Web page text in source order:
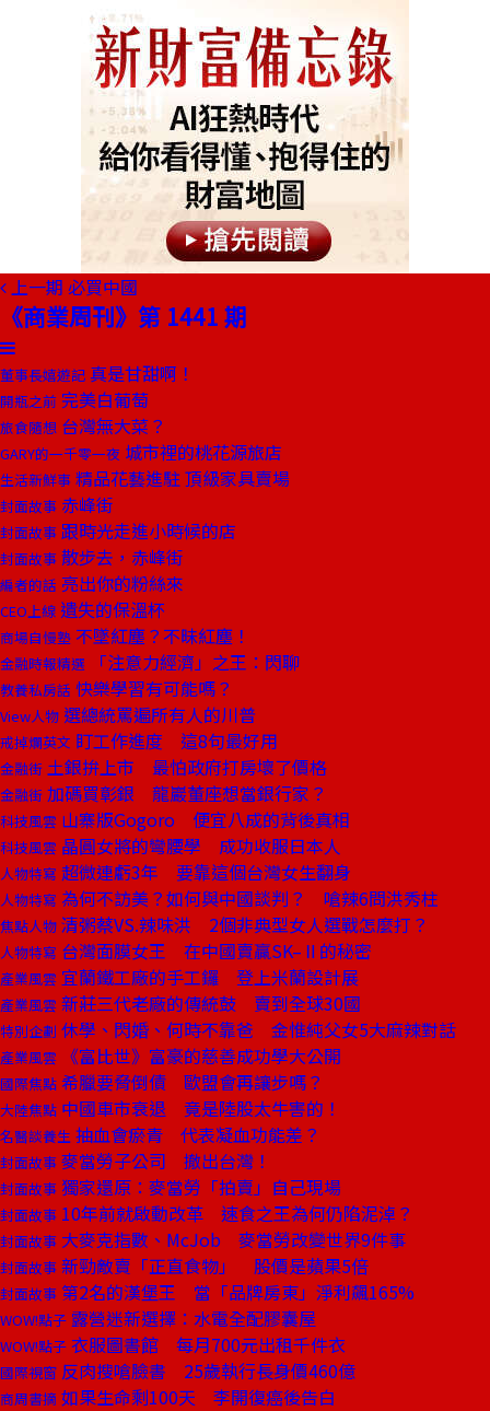
上一期 必買中國
《商業周刊》第 1441 期
董事長嬉遊記 真是甘甜啊！
開瓶之前 完美白葡萄
旅食隨想 台灣無大菜？
GARY的一千零一夜 城市裡的桃花源旅店
生活新鮮事 精品花藝進駐 頂級家具賣場
封面故事 赤峰街
封面故事 跟時光走進小時候的店
封面故事 散步去，赤峰街
編者的話 亮出你的粉絲來
CEO上線 遺失的保溫杯
商場自慢塾 不墜紅塵？不昧紅塵！
金融時報精選 「注意力經濟」之王：閃聊
教養私房話 快樂學習有可能嗎？
View人物 選總統罵遍所有人的川普
戒掉爛英文 盯工作進度 這8句最好用
金融街 土銀拚上市 最怕政府打房壞了價格
金融街 加碼買彰銀 龍巖董座想當銀行家？
科技風雲 山寨版Gogoro 便宜八成的背後真相
科技風雲 晶圓女將的彎腰學 成功收服日本人
人物特寫 超微連虧3年 要靠這個台灣女生翻身
人物特寫 為何不訪美？如何與中國談判？ 嗆辣6問洪秀柱
焦點人物 清粥蔡VS.辣味洪 2個非典型女人選戰怎麼打？
人物特寫 台灣面膜女王 在中國賣贏SK–Ⅱ的秘密
產業風雲 宜蘭鐵工廠的手工鑼 登上米蘭設計展
產業風雲 新莊三代老廠的傳統鼓 賣到全球30國
特別企劃 休學、閃婚、何時不靠爸 金惟純父女5大麻辣對話
產業風雲 《富比世》富豪的慈善成功學大公開
國際焦點 希臘要脅倒債 歐盟會再讓步嗎？
大陸焦點 中國車市衰退 竟是陸股太牛害的！
名醫談養生 抽血會瘀青 代表凝血功能差？
封面故事 麥當勞子公司 撤出台灣！
封面故事 獨家還原：麥當勞「拍賣」自己現場
封面故事 10年前就啟動改革 速食之王為何仍陷泥淖？
封面故事 大麥克指數、McJob 麥當勞改變世界9件事
封面故事 新勁敵賣「正直食物」 股價是蘋果5倍
封面故事 第2名的漢堡王 當「品牌房東」淨利飆165%
WOW!點子 露營迷新選擇：水電全配膠囊屋
WOW!點子 衣服圖書館 每月700元出租千件衣
國際視窗 反肉搜嗆臉書 25歲執行長身價460億
商周書摘 如果生命剩100天 李開復癌後告白